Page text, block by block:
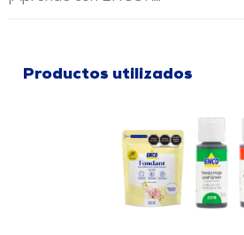
Productos utilizados